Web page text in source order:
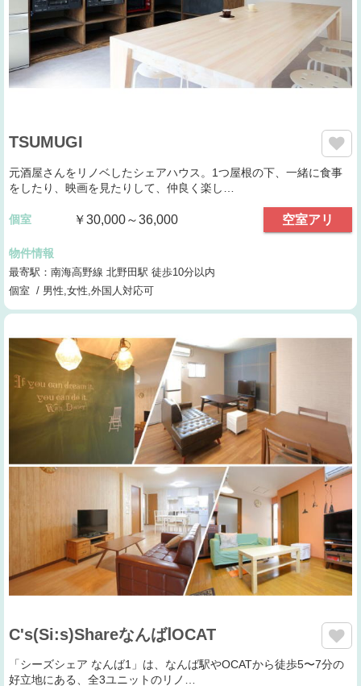
TSUMUGI
元酒屋さんをリノベしたシェアハウス。1つ屋根の下、一緒に食事
をしたり、映画を見たりして、仲良く楽し…
個室 ￥30,000～36,000 空室アリ
物件情報
最寄駅：南海高野線 北野田駅 徒歩10分以内
個室 / 男性,女性,外国人対応可
C's(Si:s)ShareなんばⅠOCAT
「シーズシェア なんば1」は、なんば駅やOCATから徒歩5〜7分の
好立地にある、全3ユニットのリノ…